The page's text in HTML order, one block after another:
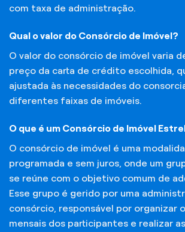
com taxa de administração.
Qual o valor do Consórcio de Imóvel?
O valor do consórcio de imóvel varia
preço da carta de crédito escolhida,
ajustada às necessidades do
diferentes faixas de imóveis.
O que é um Consórcio de Imóvel
O consórcio de imóvel é uma
programada e sem juros, onde um
se reúne com o objetivo comum de
Esse grupo é gerido por uma
consórcio, responsável por organizar
mensais dos participantes e realizar as